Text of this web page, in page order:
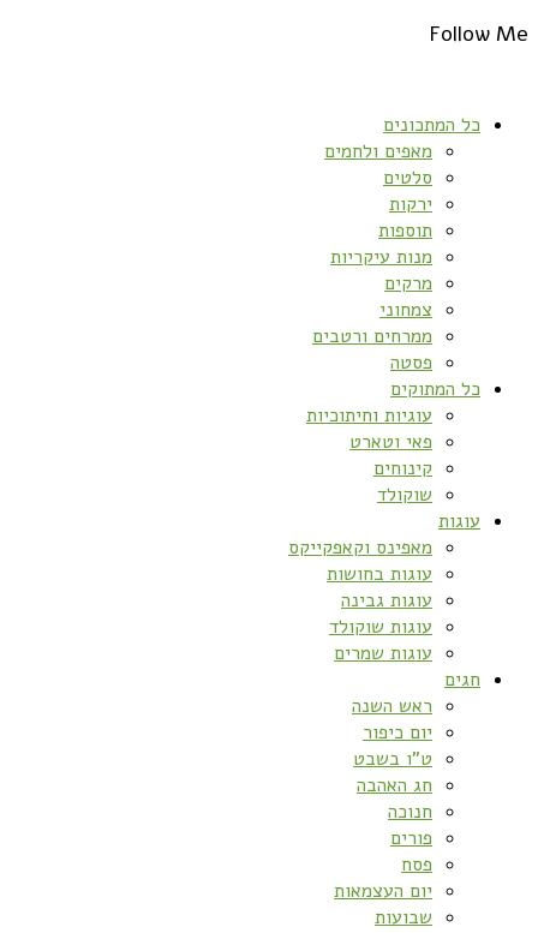
Follow Me
כל המתכונים
מאפים ולחמים
סלטים
ירקות
תוספות
מנות עיקריות
מרקים
צמחוני
ממרחים ורטבים
פסטה
כל המתוקים
עוגיות וחיתוכיות
פאי וטארט
קינוחים
שוקולד
עוגות
מאפינס וקאפקייקס
עוגות בחושות
עוגות גבינה
עוגות שוקולד
עוגות שמרים
חגים
ראש השנה
יום כיפור
ט”ו בשבט
חג האהבה
חנוכה
פורים
פסח
יום העצמאות
שבועות